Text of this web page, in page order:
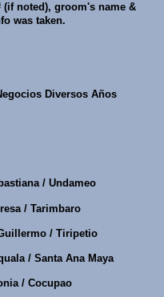
noted), groom's name &
was taken.
Diversos Años
/ Undameo
/ Tarimbaro
/ Tiripetio
/ Santa Ana Maya
/ Cocupao